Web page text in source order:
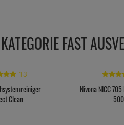
FAST
13
Clean
Nivona NICC